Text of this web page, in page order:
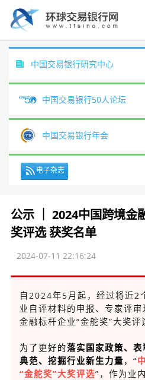
中国交易银行研究中心
中国交易银行50人论坛
中国交易银行年会
电子杂志
公示 ｜ 2024中国跨境金
奖评选 获奖名单
2024-07-11 22:16:24
自2024年5月起，经过将近2
业自评材料的申报、专家评
金融标杆企业“金舵奖”大奖评
为了更好的落实国家政策、 表
典范、挖掘行业新生力量，“
“金舵奖”大奖评选”，作为业